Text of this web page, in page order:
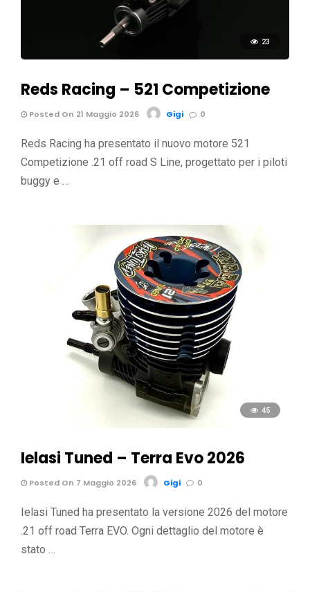
23
Reds Racing – 521 Competizione
Posted On 21 Maggio 2026 Gigi 0
Reds Racing ha presentato il nuovo motore 521
Competizione .21 off road S Line, progettato per i piloti
buggy e …
45
Ielasi Tuned – Terra Evo 2026
Posted On 7 Maggio 2026 Gigi 0
Ielasi Tuned ha presentato la versione 2026 del motore
.21 off road Terra EVO. Ogni dettaglio del motore è
stato …